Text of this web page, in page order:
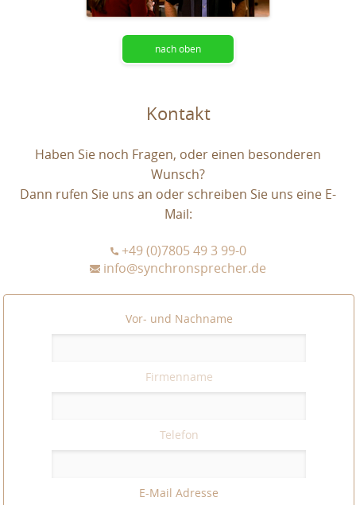
nach oben
Kontakt
Haben Sie noch Fragen, oder einen besonderen
Wunsch?
Dann rufen Sie uns an oder schreiben Sie uns eine E-
Mail:
+49 (0)7805 49 3 99-0
info@synchronsprecher.de
Vor- und Nachname
Firmenname
Telefon
E-Mail Adresse